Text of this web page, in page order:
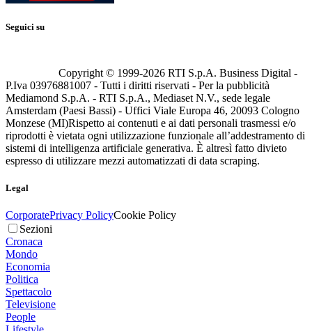
Seguici su
Copyright © 1999-2026 RTI S.p.A. Business Digital -
P.Iva 03976881007 - Tutti i diritti riservati - Per la pubblicità
Mediamond S.p.A. - RTI S.p.A., Mediaset N.V., sede legale
Amsterdam (Paesi Bassi) - Uffici Viale Europa 46, 20093 Cologno
Monzese (MI)Rispetto ai contenuti e ai dati personali trasmessi e/o
riprodotti è vietata ogni utilizzazione funzionale all’addestramento di
sistemi di intelligenza artificiale generativa. È altresì fatto divieto
espresso di utilizzare mezzi automatizzati di data scraping.
Legal
CorporatePrivacy PolicyCookie Policy
Sezioni
Cronaca
Mondo
Economia
Politica
Spettacolo
Televisione
People